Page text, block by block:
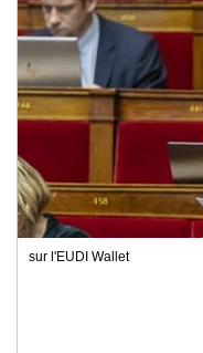
sur l'EUDI Wallet